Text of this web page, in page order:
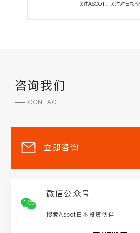
关注ASCOT，关注对日投资
CONTACT
咨询我们
立即咨询
微信公众号
搜索Ascot日本投资伙伴